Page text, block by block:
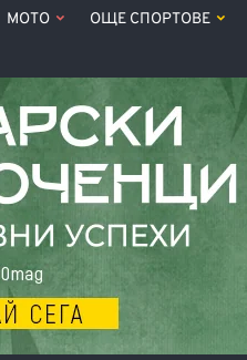
МОТО ОЩЕ СПОРТОВЕ